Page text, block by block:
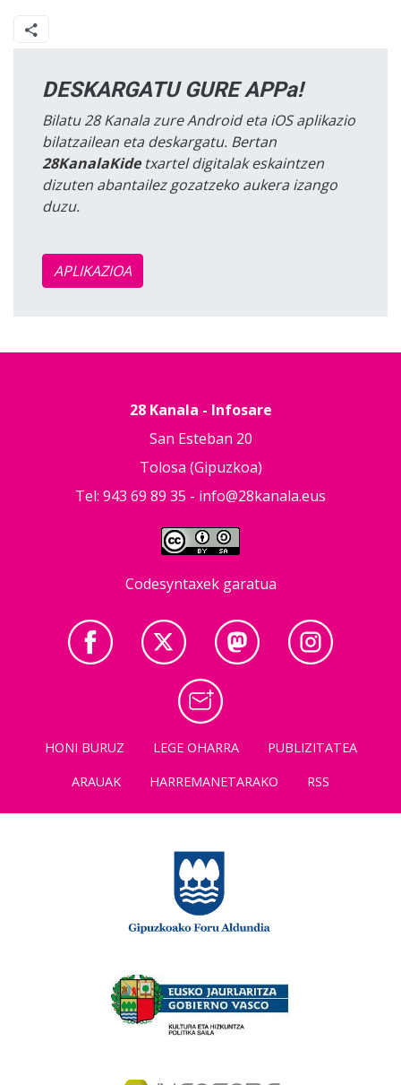
DESKARGATU GURE APPa!
Bilatu 28 Kanala zure Android eta iOS aplikazio
bilatzailean eta deskargatu. Bertan
28KanalaKidetxartel digitalak eskaintzen
dizuten abantailez gozatzeko aukera izango
duzu.
APLIKAZIOA
28 Kanala - Infosare
San Esteban 20
Tolosa (Gipuzkoa)
Tel: 943 69 89 35 - info@28kanala.eus
Codesyntaxek garatua
HONI BURUZ LEGE OHARRA
PUBLIZITATEA
ARAUAK
HARREMANETARAKO RSS